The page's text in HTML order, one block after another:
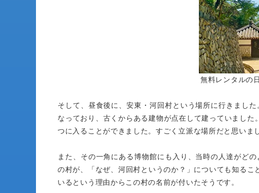
無料レンタルの
そして、昼食後に、安東・河回村という場所に行きまし
なっており、古くからある建物が点在して建っていまし
つに入ることができました。すごく立派な場所だと思いま
また、その一角にある博物館にも入り、当時の人達がど
の村が、「なぜ、河回村というのか？」についても知る
いるという理由からこの村の名前が付いたそうです。